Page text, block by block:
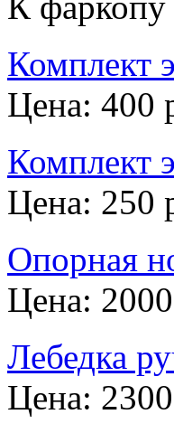
Комплект
Цена: 400
Комплект
Цена: 250
Опорная
Цена:
Лебедка
Цена: